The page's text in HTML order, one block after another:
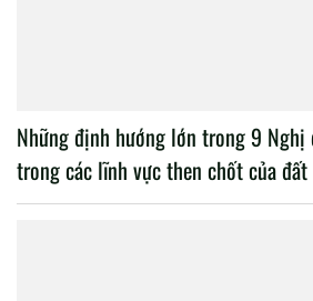
Những định hướng lớn trong 9
trong các lĩnh vực then chốt của